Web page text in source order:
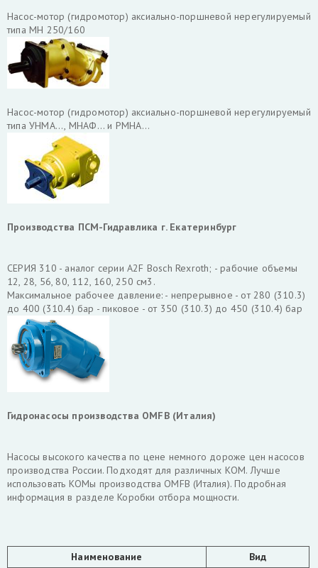
Насос-мотор (гидромотор) аксиально-поршневой нерегулируемый
типа МН 250/160
Насос-мотор (гидромотор) аксиально-поршневой нерегулируемый
типа УНМА..., МНАФ... и РМНА...
Производства ПСМ-Гидравлика г. Екатеринбург
СЕРИЯ 310 - аналог серии A2F Bosсh Rexroth; - рабочие объемы
12, 28, 56, 80, 112, 160, 250 см3.
Максимальное рабочее давление: - непрерывное - от 280 (310.3)
до 400 (310.4) бар - пиковое - от 350 (310.3) до 450 (310.4) бар
Гидронасосы производства OMFB (Италия)
Насосы высокого качества по цене немного дороже цен насосов
производства России. Подходят для различных КОМ. Лучше
использовать КОМы производства OMFB (Италия). Подробная
информация в разделе Коробки отбора мощности.
Наименование
Вид